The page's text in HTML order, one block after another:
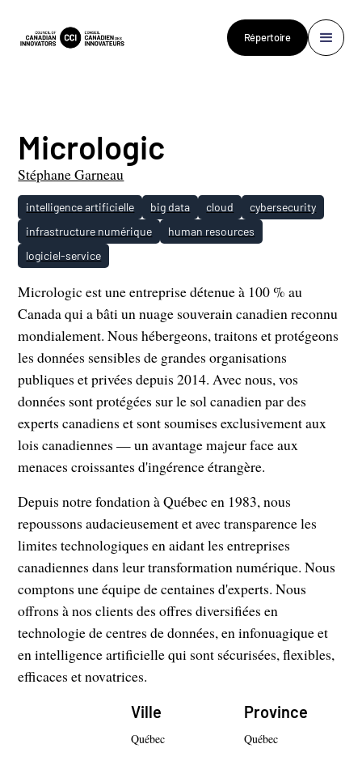
Répertoire
Micrologic
Stéphane Garneau
intelligence artificielle big data cloud
cybersecurity
infrastructure numérique
human resources
logiciel-service
Micrologic est une entreprise détenue à 100 % au
Canada qui a bâti un nuage souverain canadien reconnu
mondialement. Nous hébergeons, traitons et protégeons
les données sensibles de grandes organisations
publiques et privées depuis 2014. Avec nous, vos
données sont protégées sur le sol canadien par des
experts canadiens et sont soumises exclusivement aux
lois canadiennes — un avantage majeur face aux
menaces croissantes d'ingérence étrangère.
Depuis notre fondation à Québec en 1983, nous
repoussons audacieusement et avec transparence les
limites technologiques en aidant les entreprises
canadiennes dans leur transformation numérique. Nous
comptons une équipe de centaines d'experts. Nous
offrons à nos clients des offres diversifiées en
technologie de centres de données, en infonuagique et
en intelligence artificielle qui sont sécurisées, flexibles,
efficaces et novatrices.
Ville
Québec
Province
Québec